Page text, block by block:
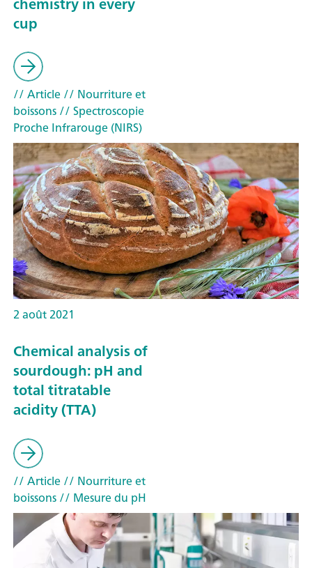
cup
// Article// Nourriture et
boissons// Spectroscopie
Proche Infrarouge (NIRS)
2 août 2021
Chemical analysis of
sourdough: pH and
total titratable
acidity (TTA)
// Article// Nourriture et
boissons// Mesure du pH